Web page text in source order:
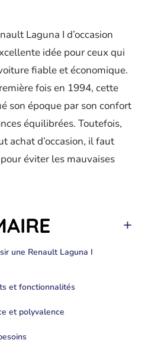
Laguna I d’occasion
idée pour ceux qui
fiable et économique.
fois en 1994, cette
son époque par son confort
équilibrées. Toutefois,
achat d’occasion, il faut
éviter les mauvaises
une Renault Laguna I
et fonctionnalités
et polyvalence